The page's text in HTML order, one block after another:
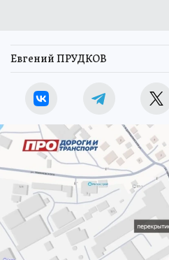
Евгений ПРУДКОВ